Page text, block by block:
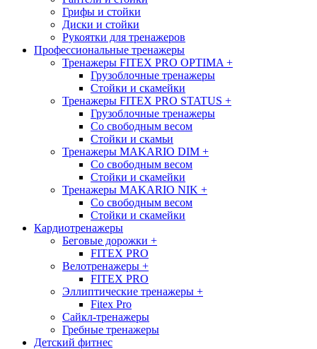
Грифы и стойки
Диски и стойки
Рукоятки для тренажеров
Профессиональные тренажеры
Тренажеры FITEX PRO OPTIMA +
Грузоблочные тренажеры
Стойки и скамейки
Тренажеры FITEX PRO STATUS +
Грузоблочные тренажеры
Со свободным весом
Стойки и скамьи
Тренажеры MAKARIO DIM +
Со свободным весом
Стойки и скамейки
Тренажеры MAKARIO NIK +
Со свободным весом
Стойки и скамейки
Кардиотренажеры
Беговые дорожки +
FITEX PRO
Велотренажеры +
FITEX PRO
Эллиптические тренажеры +
Fitex Pro
Сайкл-тренажеры
Гребные тренажеры
Детский фитнес